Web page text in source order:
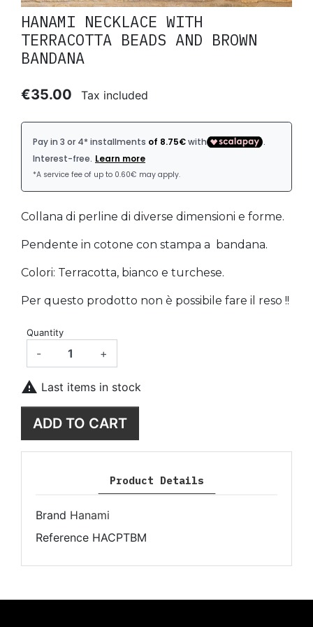
HANAMI NECKLACE WITH
TERRACOTTA BEADS AND BROWN
BANDANA
€35.00 Tax included
Collana di perline di diverse dimensioni e forme.
Pendente in cotone con stampa a bandana.
Colori: Terracotta, bianco e turchese.
Per questo prodotto non è possibile fare il reso !!
Quantity
- +
 Last items in stock
ADD TO CART
Product Details
Brand Hanami
Reference HACPTBM